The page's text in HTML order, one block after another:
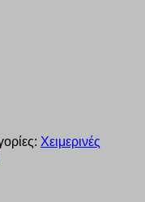
Χειμερινές